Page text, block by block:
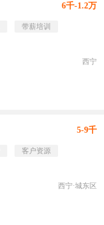
6千-1.2万
带薪培训
西宁
5-9千
客户资源
西宁·城东区